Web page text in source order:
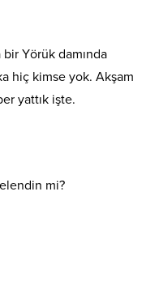
Yörük damında
hiç kimse yok. Akşam
yattık işte.
mi?